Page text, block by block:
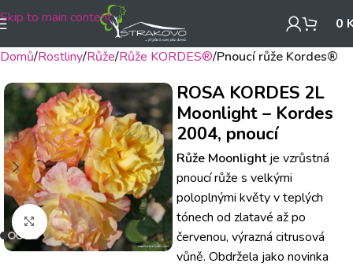
Skip to main content 0
Domů Rostliny Růže Růže KORDES® Pnoucí růže Kordes®
Klikněte pro zvětšení
ROSA KORDES 2L
Moonlight – Kordes
2004, pnoucí
Růže Moonlightje vzrůstná
pnoucí růže s velkými
poloplnými květy v teplých
tónech od zlatavé až po
červenou, výrazná citrusová
vůně. Obdržela jako novinka